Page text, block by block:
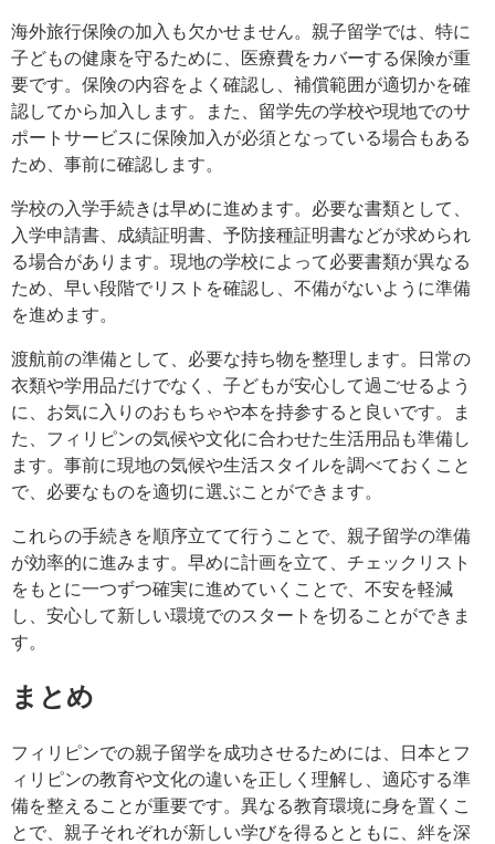
海外旅行保険の加入も欠かせません。親子留学では、特に
子どもの健康を守るために、医療費をカバーする保険が重
要です。保険の内容をよく確認し、補償範囲が適切かを確
認してから加入します。また、留学先の学校や現地でのサ
ポートサービスに保険加入が必須となっている場合もある
ため、事前に確認します。
学校の入学手続きは早めに進めます。必要な書類として、
入学申請書、成績証明書、予防接種証明書などが求められ
る場合があります。現地の学校によって必要書類が異なる
ため、早い段階でリストを確認し、不備がないように準備
を進めます。
渡航前の準備として、必要な持ち物を整理します。日常の
衣類や学用品だけでなく、子どもが安心して過ごせるよう
に、お気に入りのおもちゃや本を持参すると良いです。ま
た、フィリピンの気候や文化に合わせた生活用品も準備し
ます。事前に現地の気候や生活スタイルを調べておくこと
で、必要なものを適切に選ぶことができます。
これらの手続きを順序立てて行うことで、親子留学の準備
が効率的に進みます。早めに計画を立て、チェックリスト
をもとに一つずつ確実に進めていくことで、不安を軽減
し、安心して新しい環境でのスタートを切ることができま
す。
まとめ
フィリピンでの親子留学を成功させるためには、日本とフ
ィリピンの教育や文化の違いを正しく理解し、適応する準
備を整えることが重要です。異なる教育環境に身を置くこ
とで、親子それぞれが新しい学びを得るとともに、絆を深